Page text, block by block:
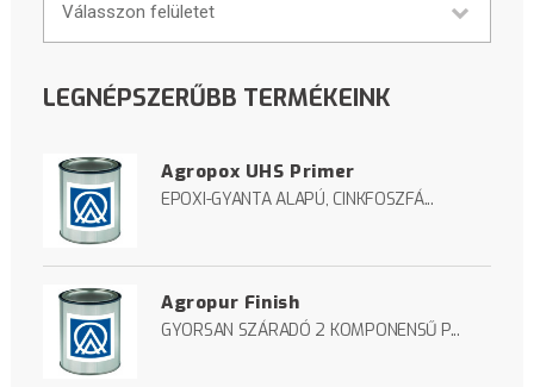
Válasszon felületet
LEGNÉPSZERŰBB TERMÉKEINK
Agropox UHS Primer
EPOXI-GYANTA ALAPÚ, CINKFOSZFÁ...
Agropur Finish
GYORSAN SZÁRADÓ 2 KOMPONENSŰ P...